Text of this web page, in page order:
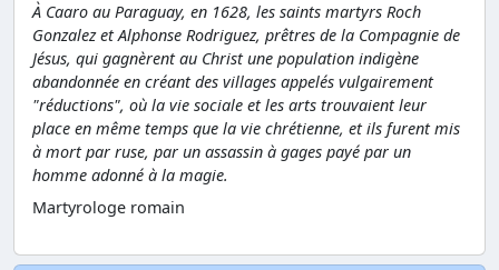
À Caaro au Paraguay, en 1628, les saints martyrs Roch
Gonzalez et Alphonse Rodriguez, prêtres de la Compagnie de
Jésus, qui gagnèrent au Christ une population indigène
abandonnée en créant des villages appelés vulgairement
"réductions", où la vie sociale et les arts trouvaient leur
place en même temps que la vie chrétienne, et ils furent mis
à mort par ruse, par un assassin à gages payé par un
homme adonné à la magie.
Martyrologe romain